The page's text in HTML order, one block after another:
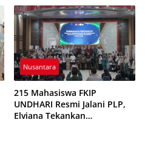
Nusantara
215 Mahasiswa FKIP
UNDHARI Resmi Jalani PLP,
Elviana Tekankan